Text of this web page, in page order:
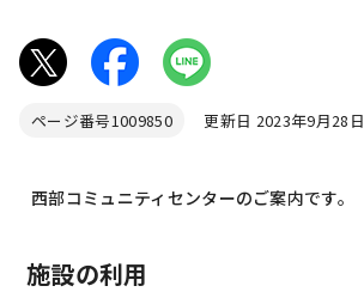
ページ番号1009850 更新日 2023年9月28日
西部コミュニティセンターのご案内です。
施設の利用